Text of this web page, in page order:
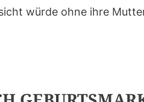
würde ohne ihre